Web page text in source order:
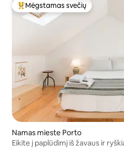
Svečių mėgstamiausias
Mėgstamas svečių
Namas mieste Porto
Eikite į paplūdimį iš žavaus ir